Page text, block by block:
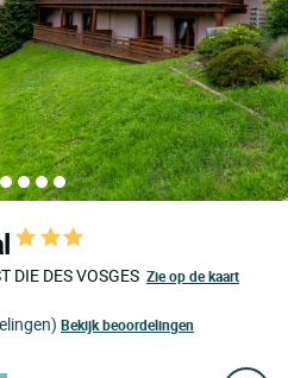
DIE DES VOSGES Zie op de kaart
Bekijk beoordelingen